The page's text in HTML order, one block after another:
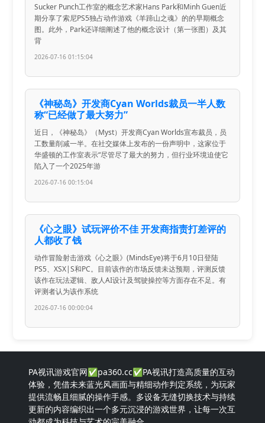
Sucker Punch工作室的概念艺术家Hans Park和Minh Guen近
期分享了索尼PS5独占动作游戏《羊蹄山之魂》的的早期概念
图。此外，Park还详细阐述了他的概念设计（第一张图）及其
背
2026-07-16 01:15:04
《神秘岛》开发商Cyan Worlds裁员一半人数
称“已经做了最大努力”
近日，《神秘岛》（Myst）开发商Cyan Worlds宣布裁员，员
工数量削减一半。在社交媒体上发布的一份声明中，这家位于
华盛顿的工作室表示“尽管尽了最大的努力，但行业环境迫使它
陷入了一个2025年游
2026-07-16 00:15:04
《心之眼》试玩评价不佳 开发商指责打差评的
人都收了钱
动作冒险射击游戏《心之眼》(MindsEye)将于6月10日登陆
PS5、XSX|S和PC。目前该作的市场反馈未达预期，评测反馈
该作在玩法逻辑、敌人AI设计及驾驶操控等方面存在不足。有
评测者认为该作系统
2026-07-16 00:00:04
PA视讯游戏官网✅pa360.cc✅PA视讯打造高质量的互动
体验，凭借未来蓝光风画面与精细动作判定系统，为玩家
提供流畅且细腻的操作手感。多设备无缝切换技术与持续
更新的内容编织出一个多元沉浸的游戏世界，让每一次互